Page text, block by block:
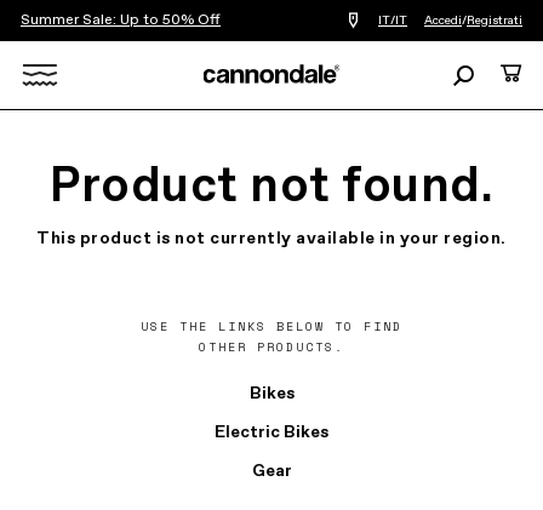
Summer Sale: Up to 50% Off
Trova
un
vicino
IT/IT Accedi/Registrati
Ricerca
Product not found.
This product is not currently available in your region.
USE THE LINKS BELOW TO FIND
OTHER PRODUCTS.
Bikes
Electric Bikes
Gear